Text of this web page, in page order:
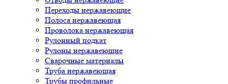
Переходы нержавеющие
Полоса нержавеющая
Проволока нержавеющая
Рулонный подкат
Рулоны нержавеющие
Сварочные материалы
Труба нержавеющая
Трубы профильные